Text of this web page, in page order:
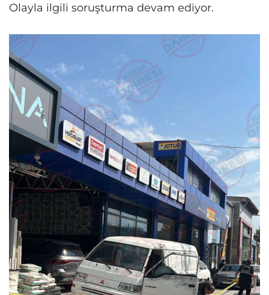
Olayla ilgili soruşturma devam ediyor.